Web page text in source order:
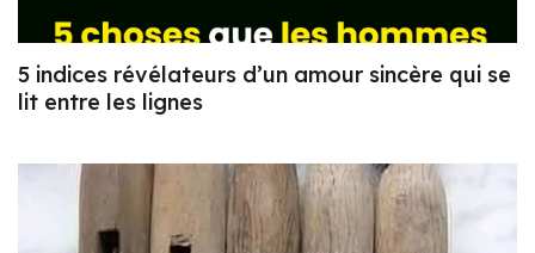
5 indices révélateurs d’un amour sincère qui se
lit entre les lignes